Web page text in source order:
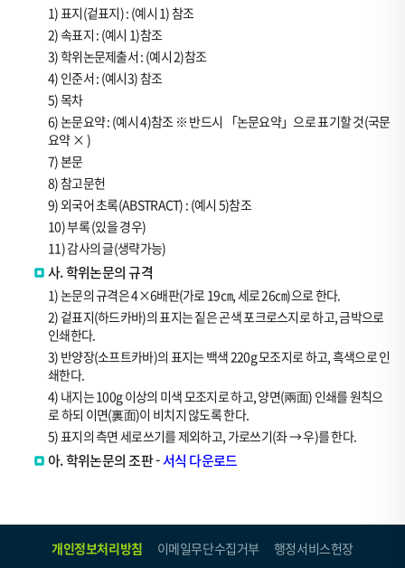
1) 표지(겉표지) : (예시 1) 참조
2) 속표지 : (예시 1)참조
3) 학위논문제출서 : (예시 2)참조
4) 인준서 : (예시3) 참조
5) 목차
6) 논문요약 : (예시 4)참조 ※ 반드시 「논문요약」으로 표기할 것(국문
요약 × )
7) 본문
8) 참고문헌
9) 외국어 초록(ABSTRACT) : (예시 5)참조
10) 부록 (있을 경우)
11) 감사의 글(생략가능)
사. 학위논문의 규격
1) 논문의 규격은 4×6배판(가로 19㎝, 세로 26㎝)으로 한다.
2) 겉표지(하드카바)의 표지는 짙은 곤색 포크로스지로 하고, 금박으로
인쇄한다.
3) 반양장(소프트카바)의 표지는 백색 220g 모조지로 하고, 흑색으로 인
쇄한다.
4) 내지는 100g 이상의 미색 모조지로 하고, 양면(兩面) 인쇄를 원칙으
로 하되 이면(裏面)이 비치지 않도록 한다.
5) 표지의 측면 세로쓰기를 제외하고, 가로쓰기(좌 → 우)를 한다.
아. 학위논문의 조판 -서식 다운로드
개인정보처리방침 이메일무단수집거부
행정서비스헌장